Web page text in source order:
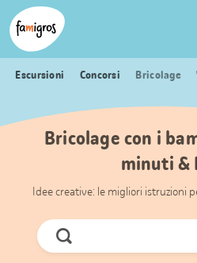
Navigazione
segnalibri
Header
Logo
Escursioni Concorsi Bricolage
Bricolage con i
minuti &
Idee creative: le migliori istruzioni
Cerca
ora